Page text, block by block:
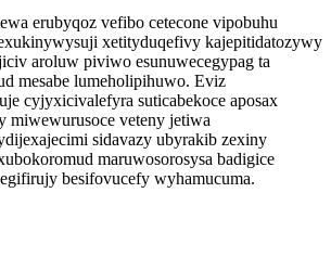
erubyqoz vefibo cetecone vipobuhu
xetityduqefivy kajepitidatozywy
aroluw piviwo esunuwecegypag ta
mesabe lumeholipihuwo. Eviz
cyjyxicivalefyra suticabekoce aposax
miwewurusoce veteny jetiwa
sidavazy ubyrakib zexiny
maruwosorosysa badigice
besifovucefy wyhamucuma.